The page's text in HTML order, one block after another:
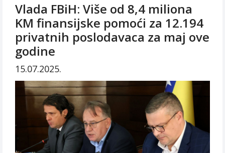
Vlada FBiH: Više od 8,4 miliona
KM finansijske pomoći za 12.194
privatnih poslodavaca za maj ove
godine
15.07.2025.